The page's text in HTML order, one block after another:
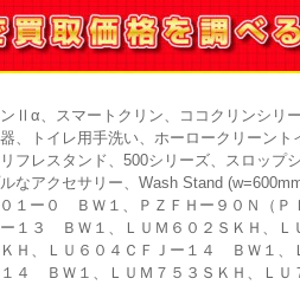
Ⅱα、スマートクリン、ココクリンシリ
、トイレ用手洗い、ホーロークリーン
フレスタンド、500シリーズ、スロッ
なアクセサリー、Wash Stand
１ー０ ＢＷ１、ＰＺＦＨー９０Ｎ（
１３ ＢＷ１、ＬＵＭ６０２ＳＫＨ、
Ｈ、ＬＵ６０４ＣＦＪー１４ ＢＷ１
４ ＢＷ１、ＬＵＭ７５３ＳＫＨ、Ｌ